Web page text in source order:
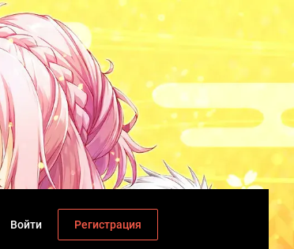
Войти Регистрация